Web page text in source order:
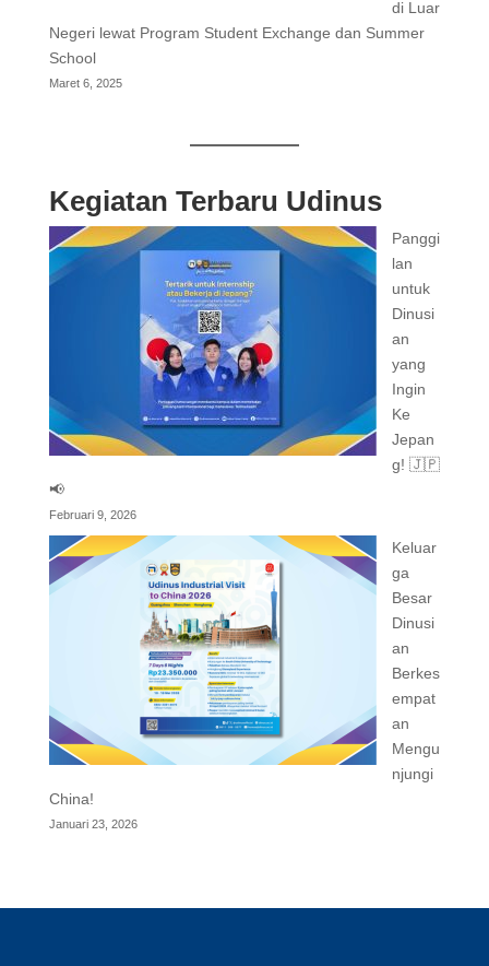
di Luar
Negeri lewat Program Student Exchange dan Summer
School
Maret 6, 2025
Kegiatan Terbaru Udinus
Panggi
lan
untuk
Dinusi
an
yang
Ingin
Ke
Jepan
g! 🇯🇵
📢
Februari 9, 2026
Keluar
ga
Besar
Dinusi
an
Berkes
empat
an
Mengu
njungi
China!
Januari 23, 2026